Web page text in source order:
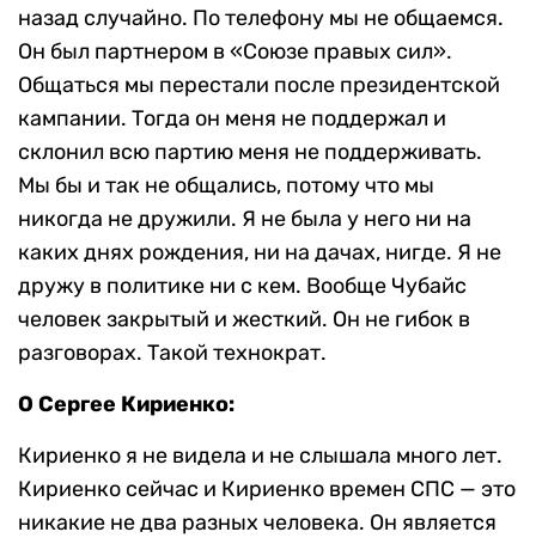
назад случайно. По телефону мы не общаемся.
Он был партнером в «Союзе правых сил».
Общаться мы перестали после президентской
кампании. Тогда он меня не поддержал и
склонил всю партию меня не поддерживать.
Мы бы и так не общались, потому что мы
никогда не дружили. Я не была у него ни на
каких днях рождения, ни на дачах, нигде. Я не
дружу в политике ни с кем. Вообще Чубайс
человек закрытый и жесткий. Он не гибок в
разговорах. Такой технократ.
О Сергее Кириенко:
Кириенко я не видела и не слышала много лет.
Кириенко сейчас и Кириенко времен СПС — это
никакие не два разных человека. Он является